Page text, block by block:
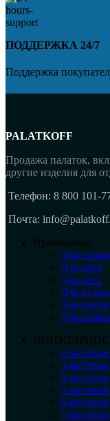
ПОДДЕРЖКА 24/7
Поддержка
PALATKOFF
Продажа палаток,
другие изделия для
Телефон: 8 800 101-
Почта:
Применение
Для
Для дачи
Для леса
Для
Для охоты
Для пляжа
ПОПУЛЯРНОЕ
2-местные
3-местные
4-местные
5-местные
6-местные
7-местные